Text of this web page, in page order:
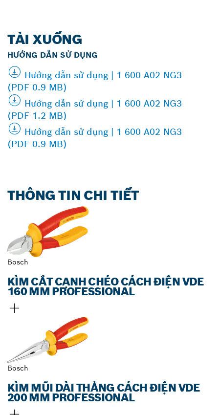
TẢI XUỐNG
HƯỚNG DẪN SỬ DỤNG
Hướng dẫn sử dụng | 1 600 A02 NG3
(PDF 0.9 MB)
Hướng dẫn sử dụng | 1 600 A02 NG3
(PDF 1.2 MB)
Hướng dẫn sử dụng | 1 600 A02 NG3
(PDF 0.9 MB)
THÔNG TIN CHI TIẾT
Bosch
KÌM CẮT CẠNH CHÉO CÁCH ĐIỆN VDE
160 MM PROFESSIONAL
Bosch
KÌM MŨI DÀI THẲNG CÁCH ĐIỆN VDE
200 MM PROFESSIONAL